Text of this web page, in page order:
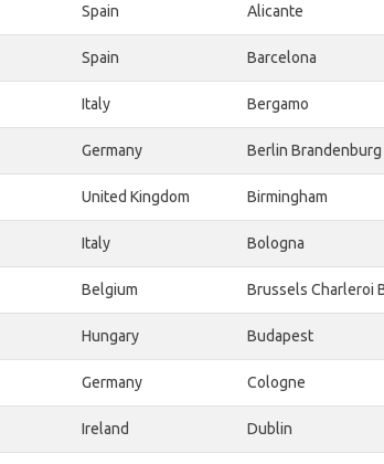
Spain Alicante
Spain Barcelona
Italy Bergamo
Germany Berlin Brandenburg
United Kingdom Birmingham
Italy Bologna
Belgium Brussels Charleroi
Hungary Budapest
Germany Cologne
Ireland Dublin